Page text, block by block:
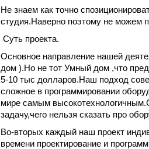
Не знаем как точно
студия.Наверно поэтому не можем
Суть проекта.
Основное направление нашей
дом ).Но не тот Умный дом ,что
5-10 тыс долларов.Наш подход
сложное в программировании
мире самым
задачу,чего нельзя сказать про
Во-вторых каждый наш проект
времени проектирование и